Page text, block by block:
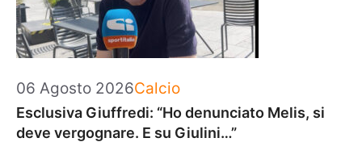
06 Agosto 2026Categorie
Calcio
Esclusiva Giuffredi: “Ho denunciato Melis, si
deve vergognare. E su Giulini…”